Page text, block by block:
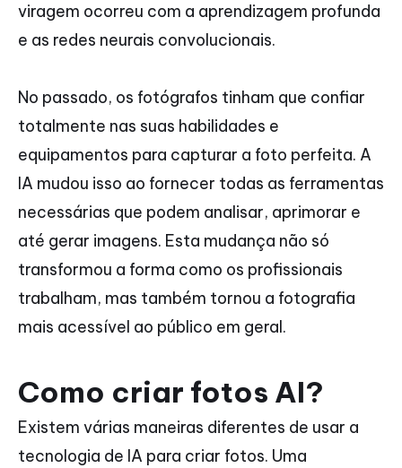
viragem ocorreu com a aprendizagem profunda
e as redes neurais convolucionais.
No passado, os fotógrafos tinham que confiar
totalmente nas suas habilidades e
equipamentos para capturar a foto perfeita. A
IA mudou isso ao fornecer todas as ferramentas
necessárias que podem analisar, aprimorar e
até gerar imagens. Esta mudança não só
transformou a forma como os profissionais
trabalham, mas também tornou a fotografia
mais acessível ao público em geral.
Como criar fotos AI?
Existem várias maneiras diferentes de usar a
tecnologia de IA para criar fotos. Uma